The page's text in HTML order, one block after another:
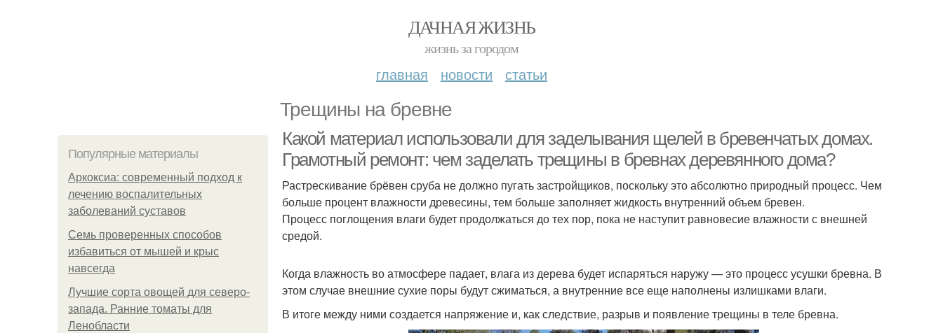
ДАЧНАЯ ЖИЗНЬ
жизнь за городом
главная новости статьи
Трещины на бревне
Популярные материалы
Аркоксиа: современный подход к
лечению воспалительных
заболеваний суставов
Семь проверенных способов
избавиться от мышей и крыс
навсегда
Лучшие сорта овощей для северо-
запада. Ранние томаты для
Ленобласти
Какой материал использовали для заделывания щелей в бревенчатых домах.
Грамотный ремонт: чем заделать трещины в бревнах деревянного дома?
Растрескивание брёвен сруба не должно пугать застройщиков, поскольку это абсолютно природный процесс. Чем
больше процент влажности древесины, тем больше заполняет жидкость внутренний объем бревен.
Процесс поглощения влаги будет продолжаться до тех пор, пока не наступит равновесие влажности с внешней
средой.
Когда влажность во атмосфере падает, влага из дерева будет испаряться наружу — это процесс усушки бревна. В
этом случае внешние сухие поры будут сжиматься, а внутренние все еще наполнены излишками влаги.
В итоге между ними создается напряжение и, как следствие, разрыв и появление трещины в теле бревна.